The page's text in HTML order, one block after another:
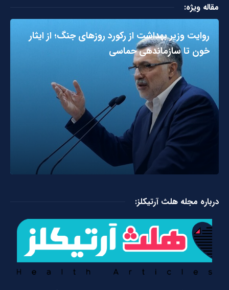
مقاله ویژه:
روایت وزیر بهداشت از رکورد روزهای جنگ؛ از ایثار
خون تا سازماندهی حماسی
درباره مجله هلث آرتیکلز: